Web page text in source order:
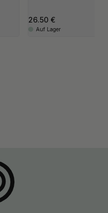
26.50
Auf Lager